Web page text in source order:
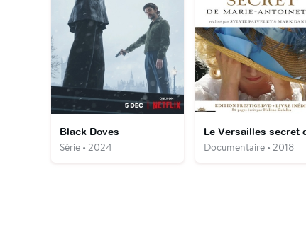
Black Doves
Série • 2024 Documentaire • 2018